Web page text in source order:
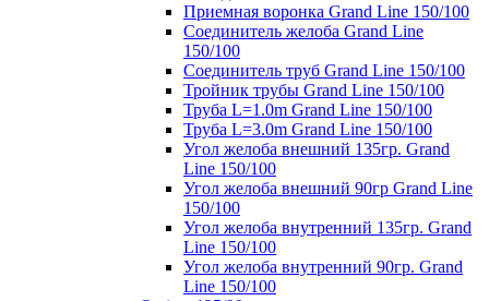
Приемная воронка Grand Line 150/100
Соединитель желоба Grand Line
150/100
Соединитель труб Grand Line 150/100
Тройник трубы Grand Line 150/100
Труба L=1.0m Grand Line 150/100
Труба L=3.0m Grand Line 150/100
Угол желоба внешний 135гр. Grand
Line 150/100
Угол желоба внешний 90гр Grand Line
150/100
Угол желоба внутренний 135гр. Grand
Line 150/100
Угол желоба внутренний 90гр. Grand
Line 150/100